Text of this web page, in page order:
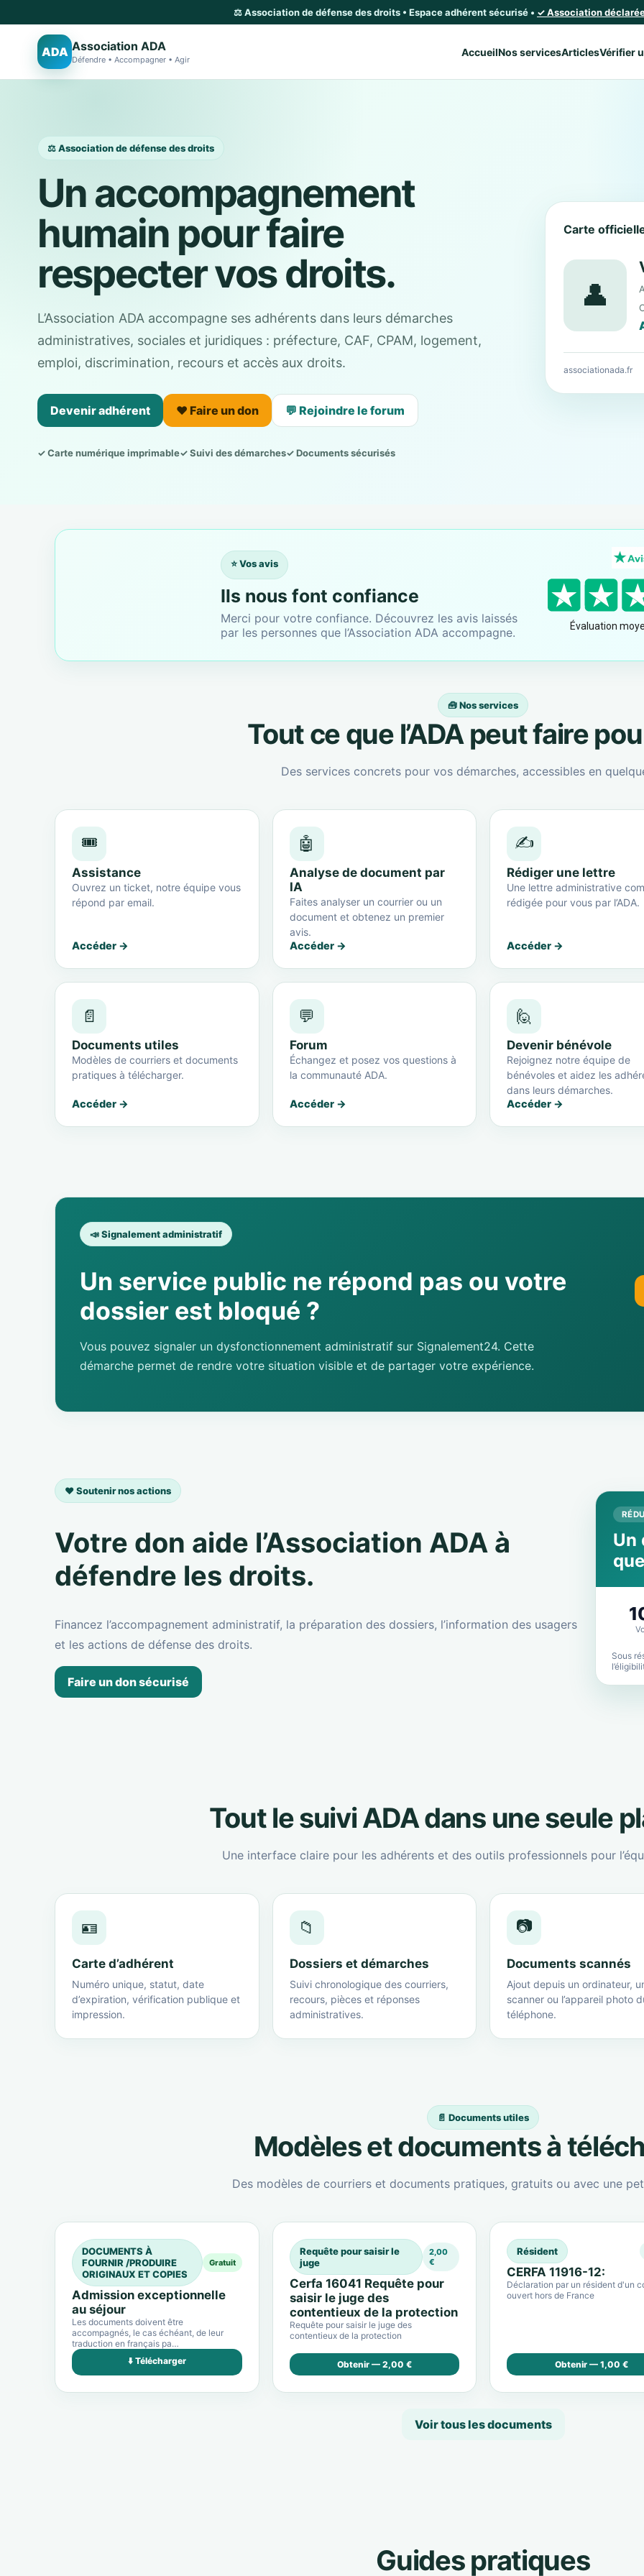
⚖️ Association de défense des droits • Espace adhérent sécurisé • ✓ Association
ADA Association ADA
Défendre • Accompagner • Agir
AccueilNos servicesArticlesVérifier
⚖️ Association de défense des droits
Un accompagnement
humain pour faire
respecter vos droits.
L’Association ADA accompagne ses adhérents dans leurs démarches
administratives, sociales et juridiques : préfecture, CAF, CPAM, logement,
emploi, discrimination, recours et accès aux droits.
Devenir adhérent ❤️ Faire un don 💬 Rejoindre le forum
✓ Carte numérique imprimable✓ Suivi des démarches✓ Documents sécurisés
Carte
👤
associationada.fr
⭐ Vos avis
Ils nous font confiance
Merci pour votre confiance. Découvrez les avis laissés
par les personnes que l’Association ADA accompagne.
🧰 Nos services
Tout ce que l’ADA peut faire
Des services concrets pour vos démarches, accessibles en
🎟️
Assistance
Ouvrez un ticket, notre équipe vous
répond par email.
Accéder →
🤖
Analyse de document par
IA
Faites analyser un courrier ou un
document et obtenez un premier
avis.
Accéder →
✍️
Rédiger une lettre
Une lettre administrative
rédigée pour vous par l’ADA.
Accéder →
📄
Documents utiles
Modèles de courriers et documents
pratiques à télécharger.
Accéder →
💬
Forum
Échangez et posez vos questions à
la communauté ADA.
Accéder →
🙋
Devenir bénévole
Rejoignez notre équipe de
bénévoles et aidez les
dans leurs démarches.
Accéder →
📣 Signalement administratif
Un service public ne répond pas ou votre
dossier est bloqué ?
Vous pouvez signaler un dysfonctionnement administratif sur Signalement24. Cette
démarche permet de rendre votre situation visible et de partager votre expérience.
❤️ Soutenir nos actions
Votre don aide l’Association ADA à
défendre les droits.
Financez l’accompagnement administratif, la préparation des dossiers, l’information des usagers
et les actions de défense des droits.
Faire un don sécurisé
Un
Sous
Tout le suivi ADA dans une seule
Une interface claire pour les adhérents et des outils professionnels pour
🪪
Carte d’adhérent
Numéro unique, statut, date
d’expiration, vérification publique et
impression.
📁
Dossiers et démarches
Suivi chronologique des courriers,
recours, pièces et réponses
administratives.
📷
Documents scannés
Ajout depuis un ordinateur,
scanner ou l’appareil photo
téléphone.
📄 Documents utiles
Modèles et documents à
Des modèles de courriers et documents pratiques, gratuits ou avec une
DOCUMENTS À
FOURNIR /PRODUIRE
ORIGINAUX ET COPIES
Gratuit
Admission exceptionnelle
au séjour
Les documents doivent être
accompagnés, le cas échéant, de leur
traduction en français pa…
⬇️ Télécharger
Requête pour saisir le
juge
2,00
€
Cerfa 16041 Requête pour
saisir le juge des
contentieux de la protection
Requête pour saisir le juge des
contentieux de la protection
Obtenir — 2,00 €
Résident
CERFA 11916-12:
Déclaration par un résident d'un
ouvert hors de France
Obtenir — 1,00 €
Voir tous les documents
Guides pratiques